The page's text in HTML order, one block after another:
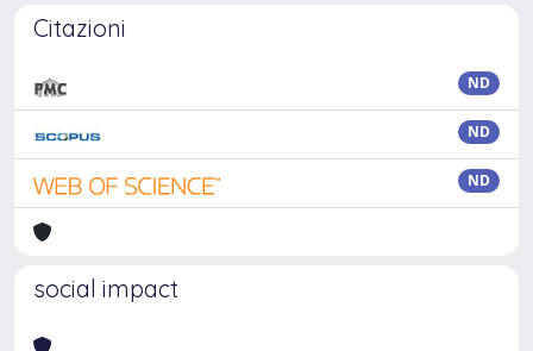
Citazioni
ND
ND
ND
social impact